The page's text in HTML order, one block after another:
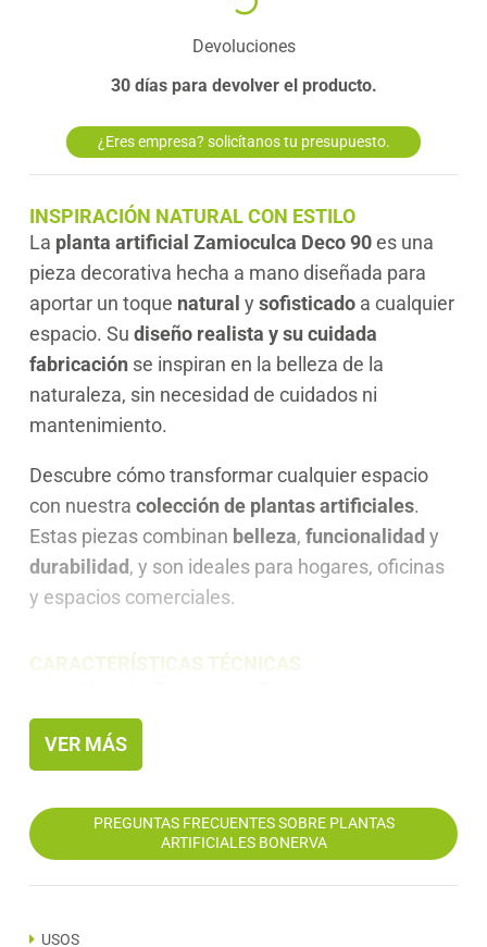
Devoluciones
30 días para devolver el producto.
¿Eres empresa? solicítanos tu presupuesto.
INSPIRACIÓN NATURAL CON ESTILO
La planta artificial Zamioculca Deco 90es una
pieza decorativa hecha a mano diseñada para
aportar un toque natural y sofisticado a cualquier
espacio. Su diseño realista y su cuidada
fabricación se inspiran en la belleza de la
naturaleza, sin necesidad de cuidados ni
mantenimiento.
Descubre cómo transformar cualquier espacio
con nuestra colección de plantas artificiales.
Estas piezas combinan belleza, funcionalidad y
durabilidad, y son ideales para hogares, oficinas
y espacios comerciales.
CARACTERÍSTICAS TÉCNICAS
Altura:
90 cm
Peso total:
Número de hojas:136
Materiales:Tronco de PE y hojas de PEVA
Ajustable:Ramas y hojas moldeables para
VER MÁS
PREGUNTAS FRECUENTES SOBRE PLANTAS
ARTIFICIALES BONERVA
USOS